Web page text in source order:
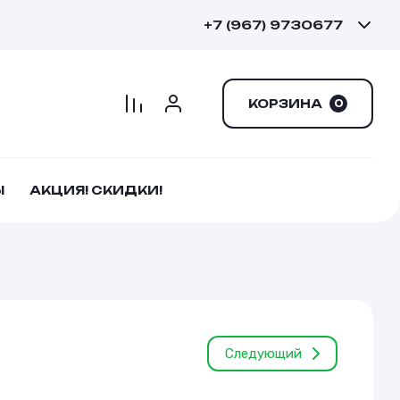
+7 (967) 9730677
КОРЗИНА 0
АКЦИЯ! СКИДКИ!
Следующий